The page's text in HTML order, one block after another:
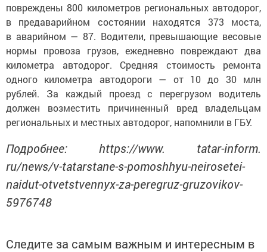
повреждены 800 километров региональных автодорог,
в предаварийном состоянии находятся 373 моста,
в аварийном — 87. Водители, превышающие весовые
нормы провоза грузов, ежедневно повреждают два
километра автодорог. Средняя стоимость ремонта
одного километра автодороги — от 10 до 30 млн
рублей. За каждый проезд с перегрузом водитель
должен возместить причиненный вред владельцам
региональных и местных автодорог, напомнили в ГБУ.
Подробнее: https://www. tatar-inform.
ru/news/v-tatarstane-s-pomoshhyu-neirosetei-
naidut-otvetstvennyx-za-peregruz-gruzovikov-
5976748
Следите за самым важным и интересным в